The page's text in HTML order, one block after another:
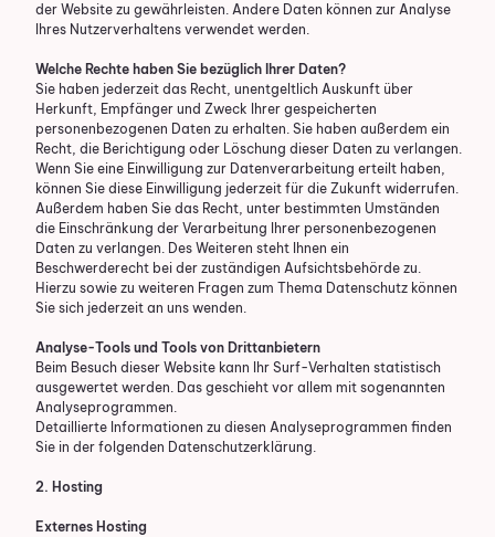
der Website zu gewährleisten. Andere Daten können zur Analyse
Ihres Nutzerverhaltens verwendet werden.
Welche Rechte haben Sie bezüglich Ihrer Daten?
Sie haben jederzeit das Recht, unentgeltlich Auskunft über
Herkunft, Empfänger und Zweck Ihrer gespeicherten
personenbezogenen Daten zu erhalten. Sie haben außerdem ein
Recht, die Berichtigung oder Löschung dieser Daten zu verlangen.
Wenn Sie eine Einwilligung zur Datenverarbeitung erteilt haben,
können Sie diese Einwilligung jederzeit für die Zukunft widerrufen.
Außerdem haben Sie das Recht, unter bestimmten Umständen
die Einschränkung der Verarbeitung Ihrer personenbezogenen
Daten zu verlangen. Des Weiteren steht Ihnen ein
Beschwerderecht bei der zuständigen Aufsichtsbehörde zu.
Hierzu sowie zu weiteren Fragen zum Thema Datenschutz können
Sie sich jederzeit an uns wenden.
Analyse-Tools und Tools von Dritt­anbietern
Beim Besuch dieser Website kann Ihr Surf-Verhalten statistisch
ausgewertet werden. Das geschieht vor allem mit sogenannten
Analyseprogrammen.
Detaillierte Informationen zu diesen Analyseprogrammen finden
Sie in der folgenden Datenschutzerklärung.
2. Hosting
Externes Hosting